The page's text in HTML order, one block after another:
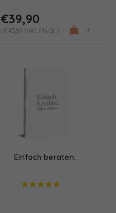
€39,90
(€43,89 Inkl. MwSt.) +
Einfach beraten.